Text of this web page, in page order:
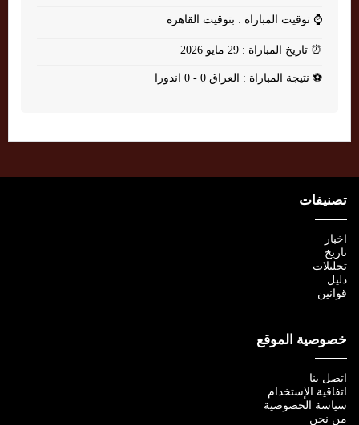
⌚ توقيت المباراة : بتوقيت القاهرة
⏰ تاريخ المباراة : 29 مايو 2026
⚽ نتيجة المباراة : العراق 0 - 0 اندورا
تصنيفات
اخبار
تاريخ
تحليلات
دليل
قوانين
خصوصية الموقع
اتصل بنا
اتفاقية الإستخدام
سياسة الخصوصية
من نحن